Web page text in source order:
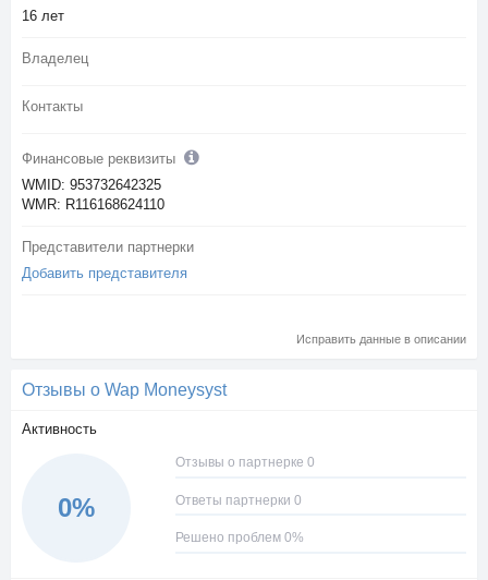
16 лет
Владелец
Контакты
Финансовые реквизиты
WMID: 953732642325
WMR: R116168624110
Представители партнерки
Добавить представителя
Исправить данные в описании
Отзывы о Wap Moneysyst
Активность
0%
Отзывы о партнерке 0
Ответы партнерки 0
Решено проблем 0%